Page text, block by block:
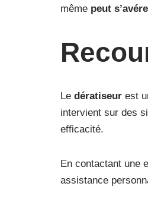
même peut
Le dératiseur est
intervient sur des
efficacité.
En contactant une
assistance